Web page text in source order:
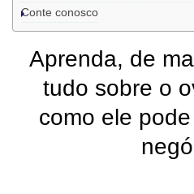
Conte conosco
Aprenda, de
tudo sobre o
como ele